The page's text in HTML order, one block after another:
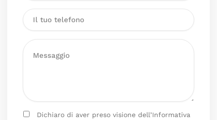
Dichiaro di aver preso visione dell’Informativa